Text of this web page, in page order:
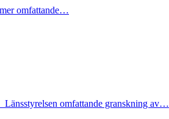
omfattande…
omfattande granskning av…